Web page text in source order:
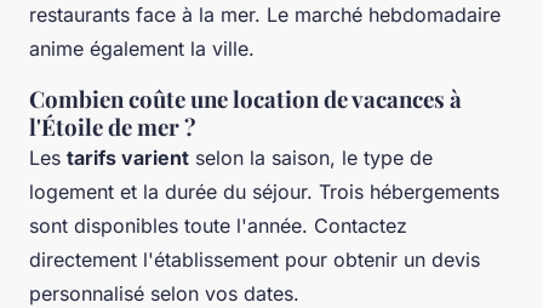
restaurants face à la mer. Le marché hebdomadaire
anime également la ville.
Combien coûte une location de vacances à
l'Étoile de mer ?
Les tarifs varient selon la saison, le type de
logement et la durée du séjour. Trois hébergements
sont disponibles toute l'année. Contactez
directement l'établissement pour obtenir un devis
personnalisé selon vos dates.